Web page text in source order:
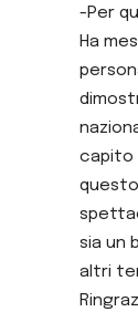
-Per
Ha
capito
sia un
altri